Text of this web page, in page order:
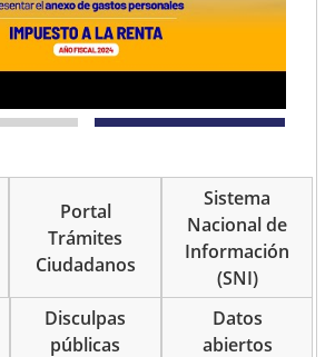
Portal
Trámites
Ciudadanos
Sistema
Nacional de
Información
(SNI)
Disculpas
públicas
Datos
abiertos